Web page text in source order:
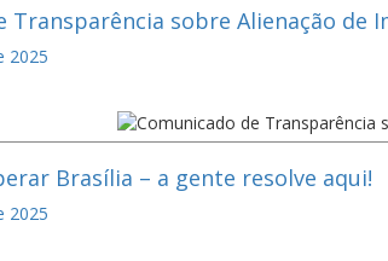
Transparência sobre Alienação de
2025
Brasília – a gente resolve aqui!
2025